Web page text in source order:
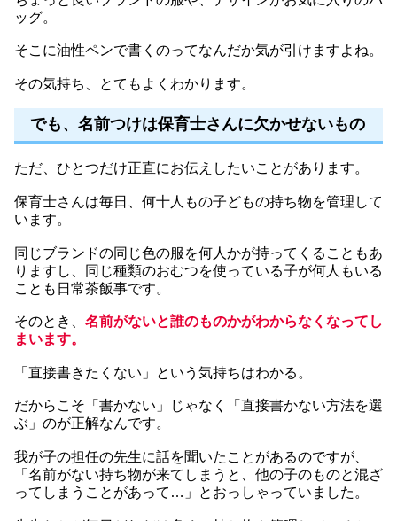
ッグ。
そこに油性ペンで書くのってなんだか気が引けますよね。
その気持ち、とてもよくわかります。
でも、名前つけは保育士さんに欠かせないもの
ただ、ひとつだけ正直にお伝えしたいことがあります。
保育士さんは毎日、何十人もの子どもの持ち物を管理して
います。
同じブランドの同じ色の服を何人かが持ってくることもあ
りますし、同じ種類のおむつを使っている子が何人もいる
ことも日常茶飯事です。
そのとき、 名前がないと誰のものかがわからなくなってし
まいます。
「直接書きたくない」という気持ちはわかる。
だからこそ「書かない」じゃなく「直接書かない方法を選
ぶ」のが正解なんです。
我が子の担任の先生に話を聞いたことがあるのですが、
「名前がない持ち物が来てしまうと、他の子のものと混ざ
ってしまうことがあって…」とおっしゃっていました。